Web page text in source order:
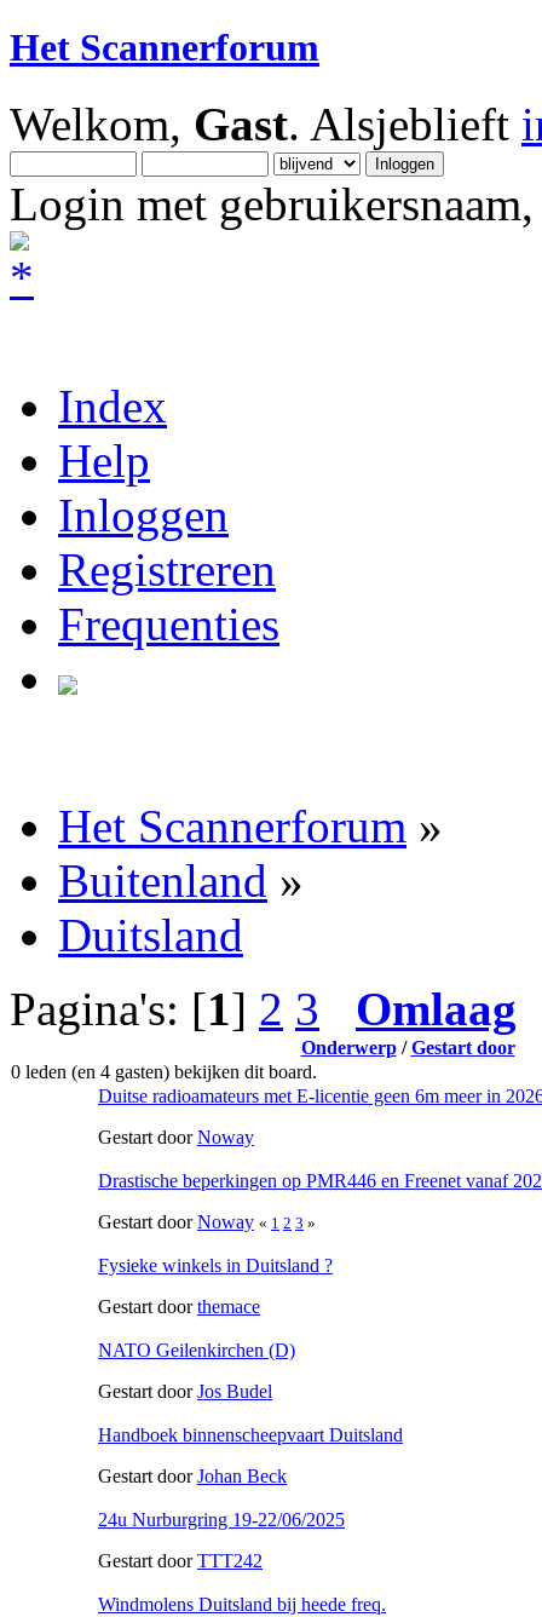
Het Scannerforum
Welkom, Gast. Alsjeblieft
Login met
Index
Help
Inloggen
Registreren
Frequenties
Het Scannerforum »
Buitenland »
Duitsland
Pagina's: [1] 2 3 Omlaag
Onderwerp/Gestart door
0 leden (en 4 gasten) bekijken dit board.
Duitse radioamateurs met E-licentie geen 6m meer in
Gestart doorNoway
Drastische beperkingen op PMR446 en Freenet vanaf
Gestart doorNoway « 1 2 3 »
Fysieke winkels in Duitsland ?
Gestart doorthemace
NATO Geilenkirchen (D)
Gestart doorJos Budel
Handboek binnenscheepvaart Duitsland
Gestart doorJohan Beck
24u Nurburgring 19-22/06/2025
Gestart doorTTT242
Windmolens Duitsland bij heede freq.